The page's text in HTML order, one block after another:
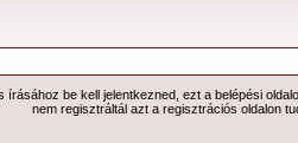
írásához be kell jelentkezned, ezt a belépési
nem regisztráltál azt a regisztrációs oldalon